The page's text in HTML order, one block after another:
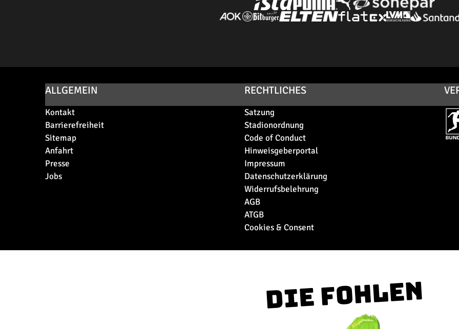
ALLGEMEIN
Kontakt
Barrierefreiheit
Sitemap
Anfahrt
Presse
Jobs
RECHTLICHES
Satzung
Stadionordnung
Code of Conduct
Hinweisgeberportal
Impressum
Datenschutzerklärung
Widerrufsbelehrung
AGB
ATGB
Cookies & Consent
Die Fohlen